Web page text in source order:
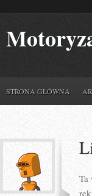
STRONA GŁÓWNA
Ta